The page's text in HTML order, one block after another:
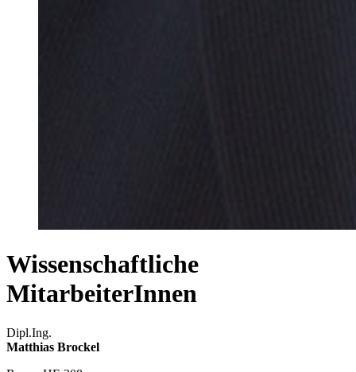
Wissenschaftliche
MitarbeiterInnen
Dipl.Ing.
Matthias Brockel